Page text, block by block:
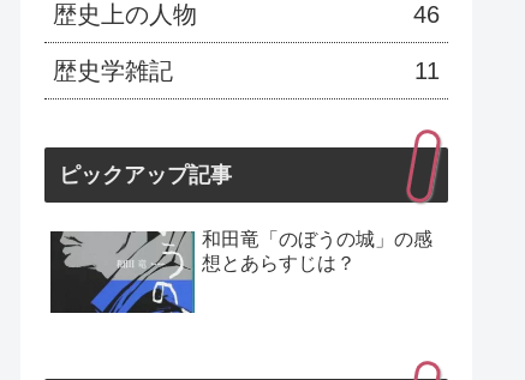
歴史上の人物 46
歴史学雑記 11
ピックアップ記事
和田竜「のぼうの城」の感
想とあらすじは？